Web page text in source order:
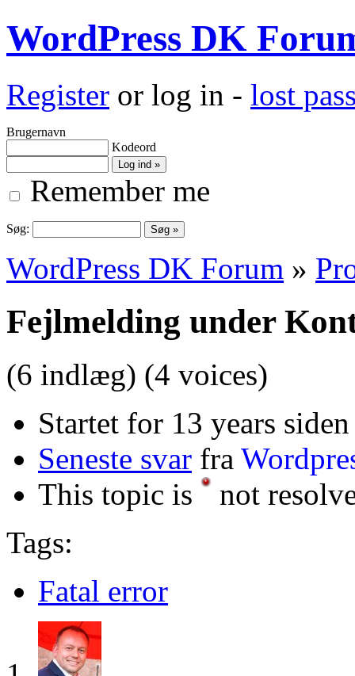
WordPress DK
Register or log in - lost
Brugernavn
Kodeord
Remember me
Søg:
WordPress DK Forum »
Fejlmelding under
(6 indlæg) (4 voices)
Startet for 13 years
Seneste svar fra
This topic is
not
Tags:
Fatal error